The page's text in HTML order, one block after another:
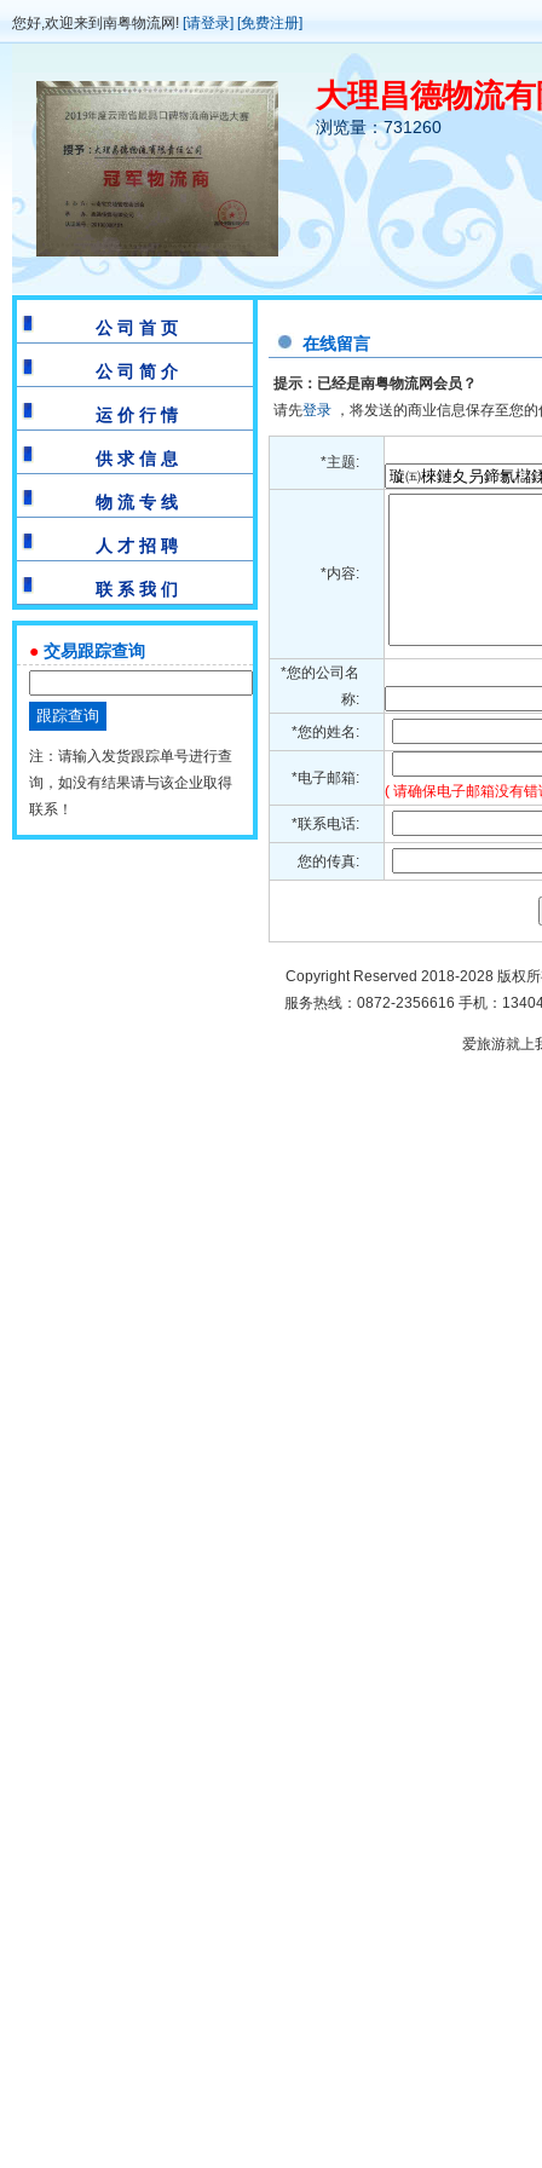
您好,欢迎来到南粤物流网! [请登录] [免费注册]
大理昌德物流
浏览量：731260
公 司 首 页
公 司 简 介
运 价 行 情
供 求 信 息
物 流 专 线
人 才 招 聘
联 系 我 们
● 交易跟踪查询
注：请输入发货跟踪单号进行查
询，如没有结果请与该企业取得
联系！
在线留言
提示：已经是南粤物流网会员？
请先登录 ，将发送的商业信息保存至您
*主题:
*内容:
*您的公司名
称:
*您的姓名:
*电子邮箱:
( 请确保电子邮箱没有
*联系电话:
您的传真:
Copyright Reserved 2018-2028 版权
服务热线：0872-2356616 手机：
爱旅游就上